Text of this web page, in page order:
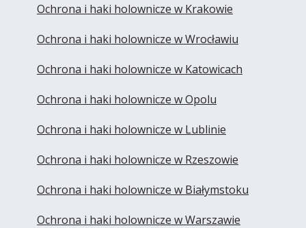
Ochrona i haki holownicze w Krakowie
Ochrona i haki holownicze w Wrocławiu
Ochrona i haki holownicze w Katowicach
Ochrona i haki holownicze w Opolu
Ochrona i haki holownicze w Lublinie
Ochrona i haki holownicze w Rzeszowie
Ochrona i haki holownicze w Białymstoku
Ochrona i haki holownicze w Warszawie